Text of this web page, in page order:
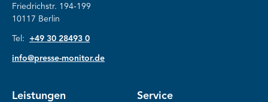
Friedrichstr. 194-199
10117 Berlin
Tel: +49 30 28493 0
info@presse-monitor.de
Leistungen Service